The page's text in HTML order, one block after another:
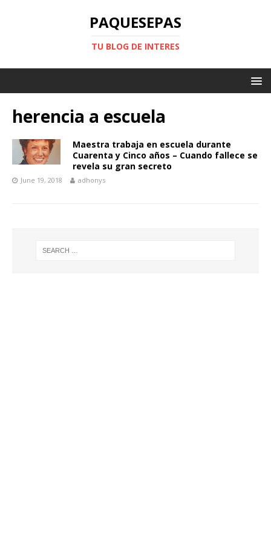
PAQUESEPAS
TU BLOG DE INTERES
herencia a escuela
Maestra trabaja en escuela durante
Cuarenta y Cinco años – Cuando fallece se
revela su gran secreto
June 19, 2018 adhonys